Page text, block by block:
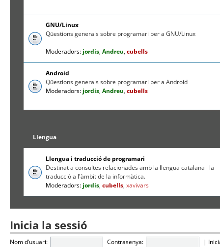
GNU/Linux
Qüestions generals sobre programari per a GNU/Linux
Moderadors: jordis,Andreu,cubells
Android
Qüestions generals sobre programari per a Android
Moderadors: jordis,Andreu,cubells
Llengua
Llengua i traducció de programari
Destinat a consultes relacionades amb la llengua catalana i la
traducció a l'àmbit de la informàtica.
Moderadors: jordis,cubells,xavivars
Inicia la sessió
Nom d’usuari: Contrasenya: |